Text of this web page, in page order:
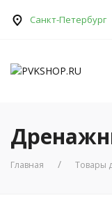
Санкт-Петербург
Главная Товары